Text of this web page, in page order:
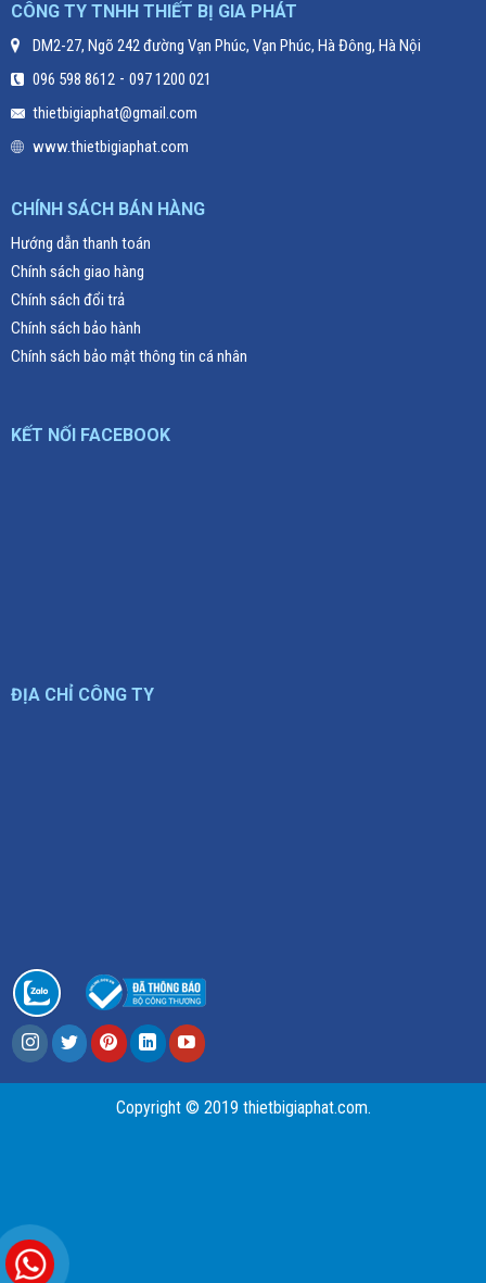
CÔNG TY TNHH THIẾT BỊ GIA PHÁT
DM2-27, Ngõ 242 đường Vạn Phúc, Vạn Phúc, Hà Đông, Hà Nội
096 598 8612- 097 1200 021
thietbigiaphat@gmail.com
www.thietbigiaphat.com
CHÍNH SÁCH BÁN HÀNG
Hướng dẫn thanh toán
Chính sách giao hàng
Chính sách đổi trả
Chính sách bảo hành
Chính sách bảo mật thông tin cá nhân
KẾT NỐI FACEBOOK
ĐỊA CHỈ CÔNG TY
Copyright © 2019 thietbigiaphat.com.